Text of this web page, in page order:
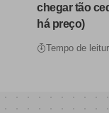
chegar tão
há preço)
Tempo de